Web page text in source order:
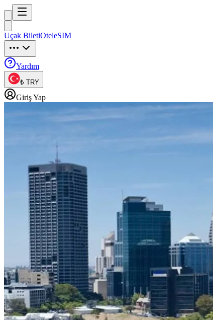
Tripuck
Uçak BiletiOteleSIM
Yardım
₺ TRY
Giriş Yap